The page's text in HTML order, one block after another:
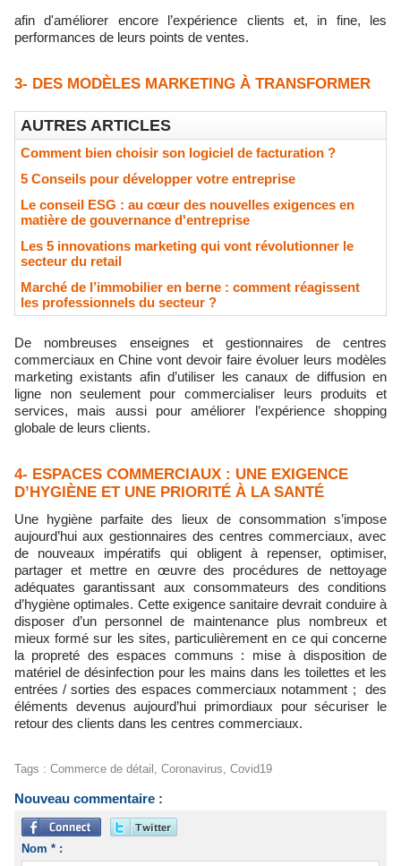
afin d'améliorer encore l’expérience clients et, in fine, les
performances de leurs points de ventes.
3- DES MODÈLES MARKETING À TRANSFORMER
AUTRES ARTICLES
Comment bien choisir son logiciel de facturation ?
5 Conseils pour développer votre entreprise
Le conseil ESG : au cœur des nouvelles exigences en
matière de gouvernance d'entreprise
Les 5 innovations marketing qui vont révolutionner le
secteur du retail
Marché de l’immobilier en berne : comment réagissent
les professionnels du secteur ?
De nombreuses enseignes et gestionnaires de centres
commerciaux en Chine vont devoir faire évoluer leurs modèles
marketing existants afin d’utiliser les canaux de diffusion en
ligne non seulement pour commercialiser leurs produits et
services, mais aussi pour améliorer l’expérience shopping
globale de leurs clients.
4- ESPACES COMMERCIAUX : UNE EXIGENCE
D’HYGIÈNE ET UNE PRIORITÉ À LA SANTÉ
Une hygiène parfaite des lieux de consommation s’impose
aujourd’hui aux gestionnaires des centres commerciaux, avec
de nouveaux impératifs qui obligent à repenser, optimiser,
partager et mettre en œuvre des procédures de nettoyage
adéquates garantissant aux consommateurs des conditions
d’hygiène optimales. Cette exigence sanitaire devrait conduire à
disposer d’un personnel de maintenance plus nombreux et
mieux formé sur les sites, particulièrement en ce qui concerne
la propreté des espaces communs : mise à disposition de
matériel de désinfection pour les mains dans les toilettes et les
entrées / sorties des espaces commerciaux notamment ; des
éléments devenus aujourd’hui primordiaux pour sécuriser le
retour des clients dans les centres commerciaux.
Tags : Commerce de détail , Coronavirus, Covid19
Nouveau commentaire :
Nom * :